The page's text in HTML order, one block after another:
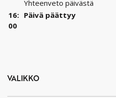
VALIKKO
Yhteenveto päivästä
16:
00
Päivä päättyy